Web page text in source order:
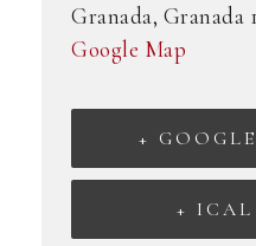
Granada, Granada
Google Map
+
+ ICAL